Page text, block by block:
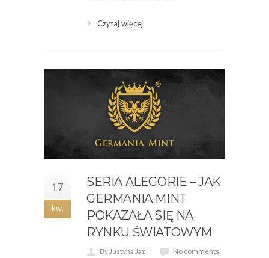
Czytaj więcej
17
kw.
SERIA ALEGORIE – JAK
GERMANIA MINT
POKAZAŁA SIĘ NA
RYNKU ŚWIATOWYM
By Justyna Jaz
No comments